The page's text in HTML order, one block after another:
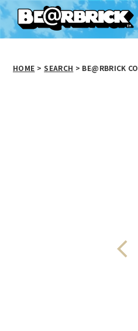
HOME > SEARCH > BE@RBRICK